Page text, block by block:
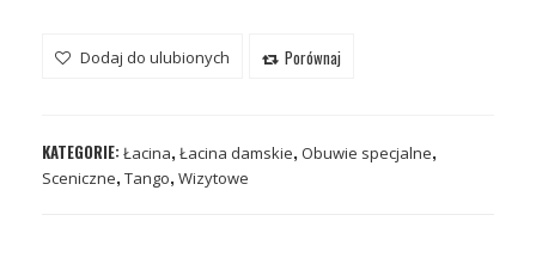
Dodaj do ulubionych Porównaj
KATEGORIE: Łacina, Łacina damskie, Obuwie specjalne,
Sceniczne, Tango, Wizytowe